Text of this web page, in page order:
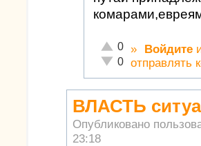
Отлично!
0
Неадекватно!
0
» Войдите
отправлять
ВЛАСТЬ
Опубликовано
23:18